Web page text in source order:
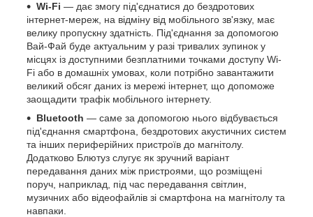
Wi-Fi — дає змогу під'єднатися до бездротових
інтернет-мереж, на відміну від мобільного зв'язку, має
велику пропускну здатність. Під'єднання за допомогою
Вай-Фай буде актуальним у разі тривалих зупинок у
місцях із доступними безплатними точками доступу Wi-
Fi або в домашніх умовах, коли потрібно завантажити
великий обсяг даних із мережі інтернет, що допоможе
заощадити трафік мобільного інтернету.
Bluetooth — саме за допомогою нього відбувається
під'єднання смартфона, бездротових акустичних систем
та інших периферійних пристроїв до магнітолу.
Додатково Блютуз слугує як зручний варіант
передавання даних між пристроями, що розміщені
поруч, наприклад, під час передавання світлин,
музичних або відеофайлів зі смартфона на магнітолу та
навпаки.